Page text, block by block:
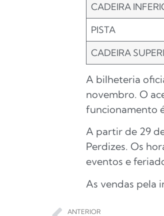
CADEIRA
PISTA
CADEIRA
A bilheteria
novembro. O
funcionamento
A partir de 29
Perdizes. Os
eventos e
As vendas pela
ANTERIOR